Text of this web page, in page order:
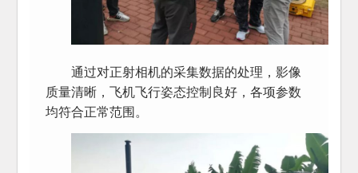
通过对正射相机的采集数据的处理，影像
质量清晰，飞机飞行姿态控制良好，各项参数
均符合正常范围。